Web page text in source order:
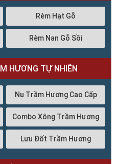
Rèm Hạt Gỗ
Rèm Nan Gỗ Sồi
HƯƠNG TỰ NHIÊN
Nụ Trầm Hương Cao Cấp
Combo Xông Trầm Hương
Lưu Đốt Trầm Hương